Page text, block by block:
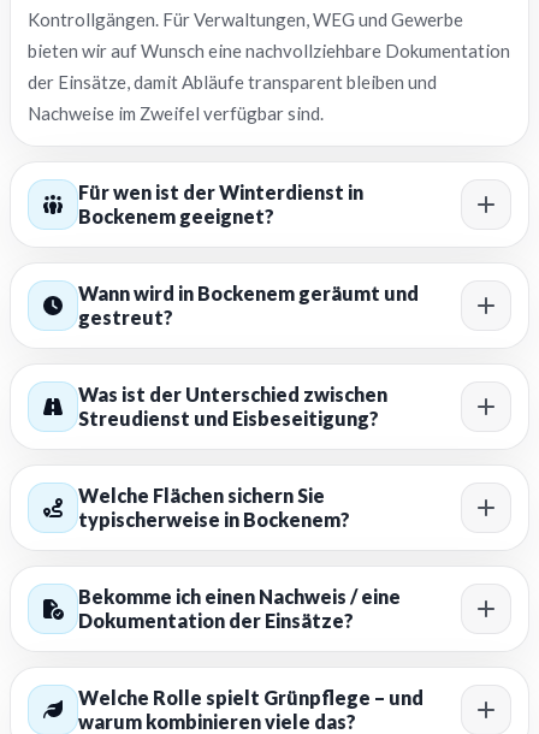
Kontrollgängen. Für Verwaltungen, WEG und Gewerbe
bieten wir auf Wunsch eine nachvollziehbare Dokumentation
der Einsätze, damit Abläufe transparent bleiben und
Nachweise im Zweifel verfügbar sind.
Für wen ist der Winterdienst in
Bockenem geeignet?
Wann wird in Bockenem geräumt und
gestreut?
Was ist der Unterschied zwischen
Streudienst und Eisbeseitigung?
Welche Flächen sichern Sie
typischerweise in Bockenem?
Bekomme ich einen Nachweis / eine
Dokumentation der Einsätze?
Welche Rolle spielt Grünpflege – und
warum kombinieren viele das?